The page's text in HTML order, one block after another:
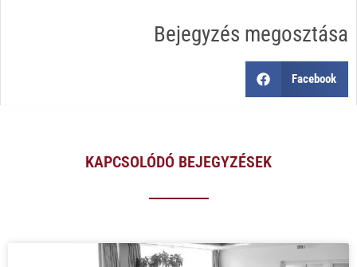
Bejegyzés megosztása
Facebook
KAPCSOLÓDÓ BEJEGYZÉSEK